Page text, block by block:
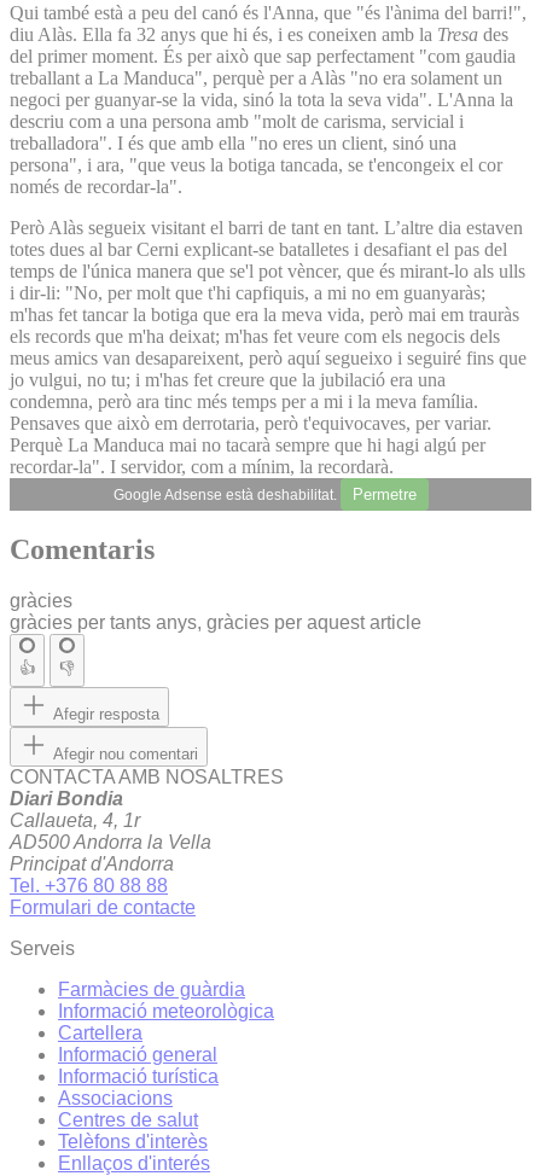
Qui també està a peu del canó és l'Anna, que "és l'ànima del barri!",
diu Alàs. Ella fa 32 anys que hi és, i es coneixen amb la Tresa des
del primer moment. És per això que sap perfectament "com gaudia
treballant a La Manduca", perquè per a Alàs "no era solament un
negoci per guanyar-se la vida, sinó la tota la seva vida". L'Anna la
descriu com a una persona amb "molt de carisma, servicial i
treballadora". I és que amb ella "no eres un client, sinó una
persona", i ara, "que veus la botiga tancada, se t'encongeix el cor
només de recordar-la".
Però Alàs segueix visitant el barri de tant en tant. L’altre dia estaven
totes dues al bar Cerni explicant-se batalletes i desafiant el pas del
temps de l'única manera que se'l pot vèncer, que és mirant-lo als ulls
i dir-li: "No, per molt que t'hi capfiquis, a mi no em guanyaràs;
m'has fet tancar la botiga que era la meva vida, però mai em trauràs
els records que m'ha deixat; m'has fet veure com els negocis dels
meus amics van desapareixent, però aquí segueixo i seguiré fins que
jo vulgui, no tu; i m'has fet creure que la jubilació era una
condemna, però ara tinc més temps per a mi i la meva família.
Pensaves que això em derrotaria, però t'equivocaves, per variar.
Perquè La Manduca mai no tacarà sempre que hi hagi algú per
recordar-la". I servidor, com a mínim, la recordarà.
Google Adsense està deshabilitat. Permetre
Comentaris
gràcies
gràcies per tants anys, gràcies per aquest article
👍 👎
Afegir resposta
Afegir nou comentari
CONTACTA AMB NOSALTRES
Diari Bondia
Callaueta, 4, 1r
AD500 Andorra la Vella
Principat d'Andorra
Tel. +376 80 88 88
Formulari de contacte
Serveis
Farmàcies de guàrdia
Informació meteorològica
Cartellera
Informació general
Informació turística
Associacions
Centres de salut
Telèfons d'interès
Enllaços d'interés